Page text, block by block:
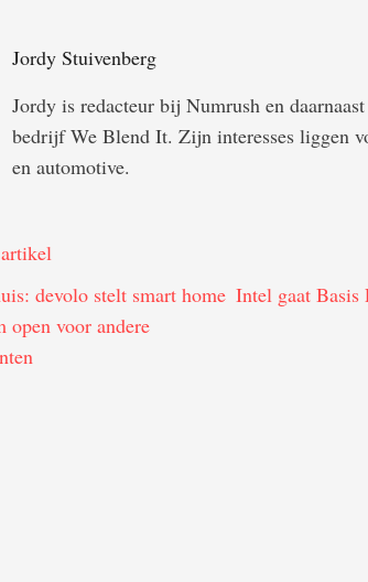
Jordy Stuivenberg
Jordy is redacteur bij Numrush en
bedrijf We Blend It. Zijn interesses liggen
en automotive.
devolo stelt smart home
open voor andere
Intel gaat Basis